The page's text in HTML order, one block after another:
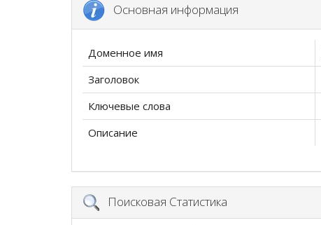
Основная информация
Доменное имя
Заголовок
Ключевые слова
Описание
Поисковая Статистика